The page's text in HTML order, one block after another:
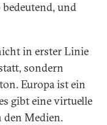
und
in erster Linie
sondern
Europa ist ein
gibt eine virtuelle
Medien.